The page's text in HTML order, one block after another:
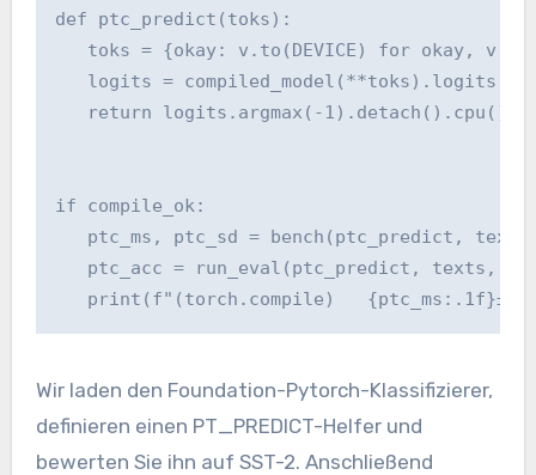
def ptc_predict(toks):
toks = {okay: v.to(DEVICE) for okay, v in
   logits = compiled_model(**toks).logits
return logits.argmax(-
if compile_ok:
ptc_ms, ptc_sd = bench(ptc_predict,
ptc_acc = run_eval(ptc_predict, texts,
print(f"(torch.compile)
Wir laden den Foundation-Pytorch-Klassifizierer,
definieren einen PT_PREDICT-Helfer und
bewerten Sie ihn auf SST-2. Anschließend